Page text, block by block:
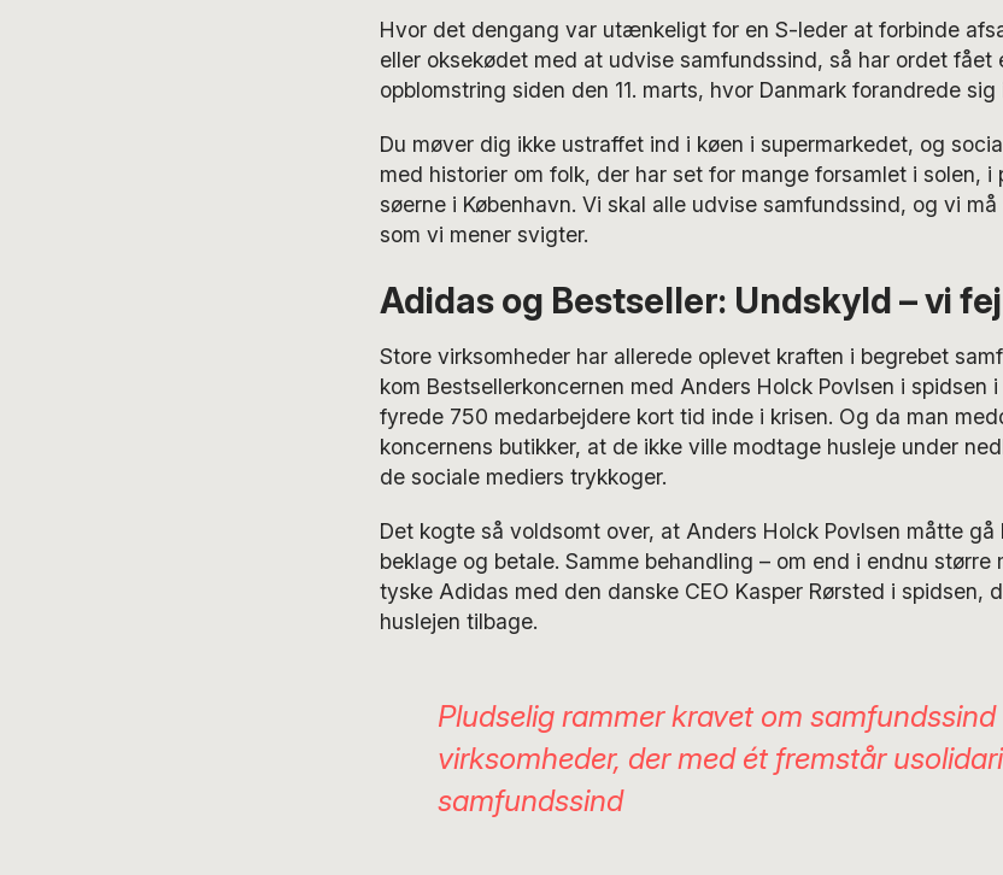
Hvor det dengang var utænkeligt for en S-leder at forbinde
eller oksekødet med at udvise samfundssind, så har ordet fået
opblomstring siden den 11. marts, hvor Danmark forandrede
Du møver dig ikke ustraffet ind i køen i supermarkedet, og
med historier om folk, der har set for mange forsamlet i solen, i
søerne i København. Vi skal alle udvise samfundssind, og vi
som vi mener svigter.
Adidas og Bestseller: Undskyld – vi
Store virksomheder har allerede oplevet kraften i begrebet
kom Bestsellerkoncernen med Anders Holck Povlsen i spidsen
fyrede 750 medarbejdere kort tid inde i krisen. Og da man
koncernens butikker, at de ikke ville modtage husleje under
de sociale mediers trykkoger.
Det kogte så voldsomt over, at Anders Holck Povlsen måtte
beklage og betale. Samme behandling – om end i endnu
tyske Adidas med den danske CEO Kasper Rørsted i spidsen,
huslejen tilbage.
Pludselig rammer kravet om samfundssind
virksomheder, der med ét fremstår
samfundssind